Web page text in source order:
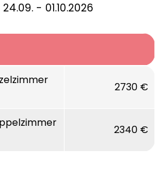
- 01.10.2026
2730 €
2340 €